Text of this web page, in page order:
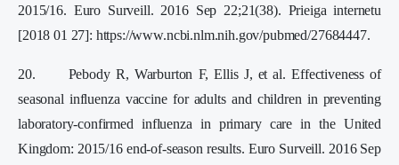
2015/16. Euro Surveill. 2016 Sep 22;21(38). Prieiga internetu
[2018 01 27]: https://www.ncbi.nlm.nih.gov/pubmed/27684447.
20. Pebody R, Warburton F, Ellis J, et al. Effectiveness of
seasonal influenza vaccine for adults and children in preventing
laboratory-confirmed influenza in primary care in the United
Kingdom: 2015/16 end-of-season results. Euro Surveill. 2016 Sep